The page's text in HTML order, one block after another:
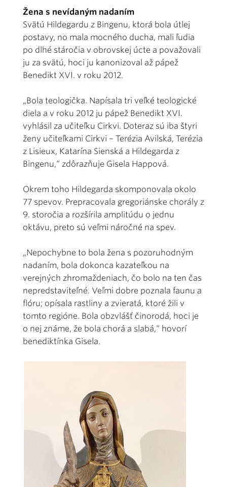
Žena s nevídaným nadaním
Svätú Hildegardu z Bingenu, ktorá bola útlej
postavy, no mala mocného ducha, mali ľudia
po dlhé stáročia v obrovskej úcte a považovali
ju za svätú, hoci ju kanonizoval až pápež
Benedikt XVI. v roku 2012.
„Bola teologička. Napísala tri veľké teologické
diela a v roku 2012 ju pápež Benedikt XVI.
vyhlásil za učiteľku Cirkvi. Doteraz sú iba štyri
ženy učiteľkami Cirkvi – Terézia Avilská, Terézia
z Lisieux, Katarína Sienská a Hildegarda z
Bingenu,“ zdôrazňuje Gisela Happová.
Okrem toho Hildegarda skomponovala okolo
77 spevov. Prepracovala gregoriánske chorály z
9. storočia a rozšírila amplitúdu o jednu
oktávu, preto sú veľmi náročné na spev.
„Nepochybne to bola žena s pozoruhodným
nadaním, bola dokonca kazateľkou na
verejných zhromaždeniach, čo bolo na ten čas
nepredstaviteľné. Veľmi dobre poznala faunu a
flóru; opísala rastliny a zvieratá, ktoré žili v
tomto regióne. Bola obzvlášť činorodá, hoci je
o nej známe, že bola chorá a slabá,“ hovorí
benediktínka Gisela.